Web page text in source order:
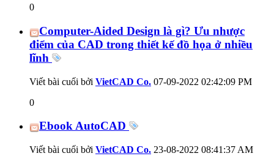
0
Computer-Aided Design là gì? Ưu nhược
điểm của CAD trong thiết kế đồ họa ở nhiều
lĩnh
Viết bài cuối bởi VietCAD Co. 07-09-2022 02:42:09 PM
0
Ebook AutoCAD
Viết bài cuối bởi VietCAD Co. 23-08-2022 08:41:37 AM